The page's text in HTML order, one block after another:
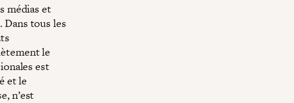
médias et
tous les
le
est
et le
n’est